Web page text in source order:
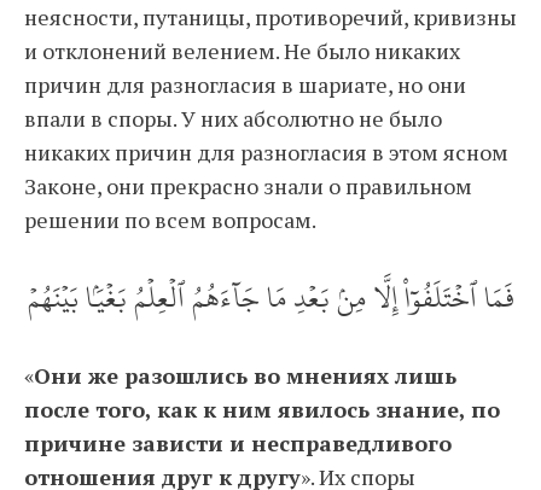
неясности, путаницы, противоречий, кривизны
и отклонений велением. Не было никаких
причин для разногласия в шариате, но они
впали в споры. У них абсолютно не было
никаких причин для разногласия в этом ясном
Законе, они прекрасно знали о правильном
решении по всем вопросам.
فَمَا ٱخۡتَلَفُوٓاْ إِلَّا مِنۢ بَعۡدِ مَا جَآءَهُمُ ٱلۡعِلۡمُ بَغۡيَۢا بَيۡنَهُمۡ
«Они же разошлись во мнениях лишь
после того, как к ним явилось знание, по
причине зависти и несправедливого
отношения друг к другу». Их споры